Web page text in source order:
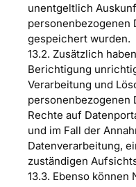
unentgeltlich
personenbezogenen
gespeichert wurden.
13.2. Zusätzlich
Berichtigung
Verarbeitung und
personenbezogenen
Rechte auf
und im Fall der
Datenverarbeitung,
zuständigen
13.3. Ebenso können